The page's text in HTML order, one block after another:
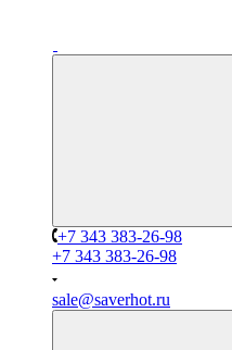
+7 343 383-26-98
+7 343 383-26-98
sale@saverhot.ru